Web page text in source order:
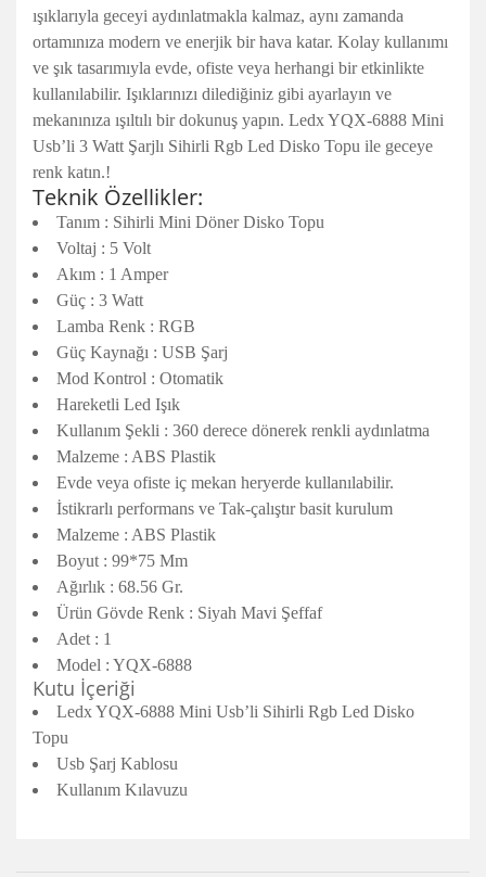
ışıklarıyla geceyi aydınlatmakla kalmaz, aynı zamanda
ortamınıza modern ve enerjik bir hava katar. Kolay kullanımı
ve şık tasarımıyla evde, ofiste veya herhangi bir etkinlikte
kullanılabilir. Işıklarınızı dilediğiniz gibi ayarlayın ve
mekanınıza ışıltılı bir dokunuş yapın. Ledx YQX-6888 Mini
Usb’li 3 Watt Şarjlı Sihirli Rgb Led Disko Topu ile geceye
renk katın.!
Teknik Özellikler:
Tanım : Sihirli Mini Döner Disko Topu
Voltaj : 5 Volt
Akım : 1 Amper
Güç : 3 Watt
Lamba Renk : RGB
Güç Kaynağı : USB Şarj
Mod Kontrol : Otomatik
Hareketli Led Işık
Kullanım Şekli : 360 derece dönerek renkli aydınlatma
Malzeme : ABS Plastik
Evde veya ofiste iç mekan heryerde kullanılabilir.
İstikrarlı performans ve Tak-çalıştır basit kurulum
Malzeme : ABS Plastik
Boyut : 99*75 Mm
Ağırlık : 68.56 Gr.
Ürün Gövde Renk : Siyah Mavi Şeffaf
Adet : 1
Model : YQX-6888
Kutu İçeriği
Ledx YQX-6888 Mini Usb’li Sihirli Rgb Led Disko
Topu
Usb Şarj Kablosu
Kullanım Kılavuzu